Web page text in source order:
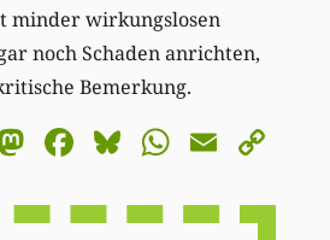
minder wirkungslosen
noch Schaden anrichten,
Bemerkung.
Mastodon
Facebook
BlueskyEmail